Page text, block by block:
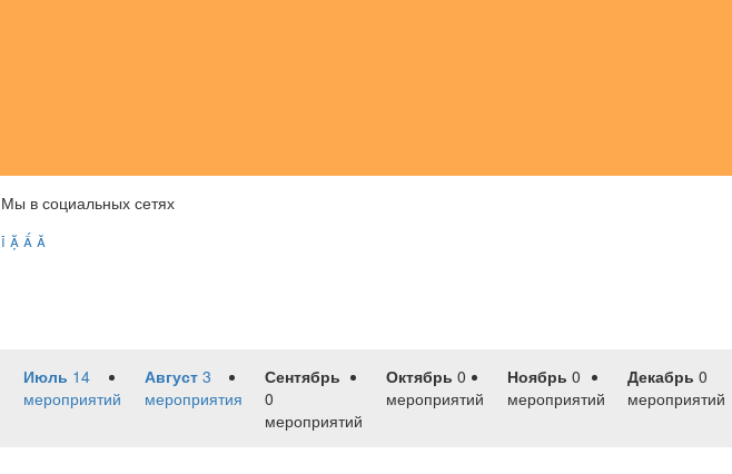
Мы в социальных сетях
   
Июль 14
мероприятий
Август 3
мероприятия
Сентябрь
0
мероприятий
Октябрь 0
мероприятий
Ноябрь 0
мероприятий
Декабрь 0
мероприятий